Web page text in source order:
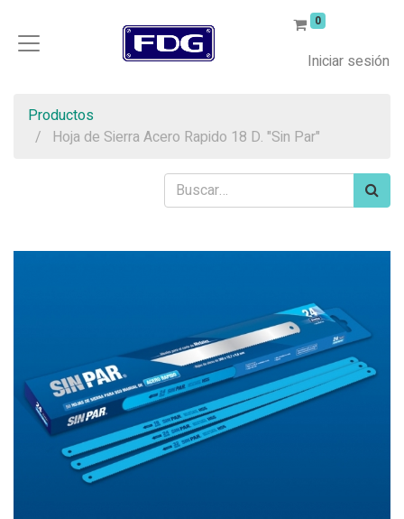
0
Iniciar sesión
Productos
Hoja de Sierra Acero Rapido 18 D. "Sin Par"